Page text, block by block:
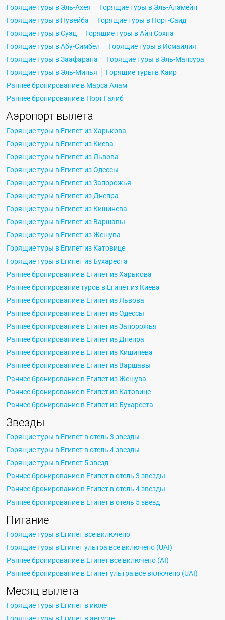
Горящие туры в Эль-Ахея
Горящие туры в Эль-Аламейн
Горящие туры в Нувейба
Горящие туры в Порт-Саид
Горящие туры в Суэц
Горящие туры в Айн Сохна
Горящие туры в Абу-Симбел
Горящие туры в Исмаилия
Горящие туры в Заафарана
Горящие туры в Эль-Мансура
Горящие туры в Эль-Минья
Горящие туры в Каир
Раннее бронирование в Марса Алам
Раннее бронирование в Порт Галиб
Аэропорт вылета
Горящие туры в Египет из Харькова
Горящие туры в Египет из Киева
Горящие туры в Египет из Львова
Горящие туры в Египет из Одессы
Горящие туры в Египет из Запорожья
Горящие туры в Египет из Днепра
Горящие туры в Египет из Кишинева
Горящие туры в Египет из Варшавы
Горящие туры в Египет из Жешува
Горящие туры в Египет из Катовице
Горящие туры в Египет из Бухареста
Раннее бронирование в Египет из Харькова
Раннее бронирование туров в Египет из Киева
Раннее бронирование в Египет из Львова
Раннее бронирование в Египет из Одессы
Раннее бронирование в Египет из Запорожья
Раннее бронирование в Египет из Днепра
Раннее бронирование в Египет из Кишинева
Раннее бронирование в Египет из Варшавы
Раннее бронирование в Египет из Жешува
Раннее бронирование в Египет из Катовице
Раннее бронирование в Египет из Бухареста
Звезды
Горящие туры в Египет в отель 3 звезды
Горящие туры в Египет в отель 4 звезды
Горящие туры в Египет 5 звезд
Раннее бронирование в Египет в отель 3 звезды
Раннее бронирование в Египет в отель 4 звезды
Раннее бронирование в Египет в отель 5 звезд
Питание
Горящие туры в Египет все включено
Горящие туры в Египет ультра все включено (UAI)
Раннее бронирование в Египет все включено (AI)
Раннее бронирование в Египет ультра все включено (UAI)
Месяц вылета
Горящие туры в Египет в июле
Горящие туры в Египет в августе